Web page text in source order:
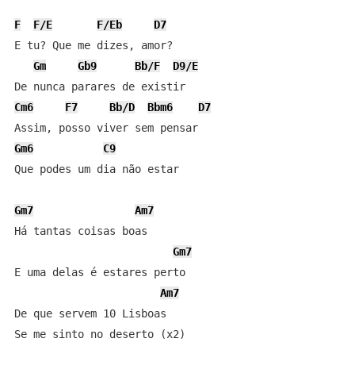
F F/E F/Eb
D7
E tu? Que me dizes, amor?
Gm
Gb9 Bb/F
D9/E
De nunca parares de existir
Cm6
F7 Bb/D Bbm6
D7
Assim, posso viver sem pensar
Gm6
C9
Que podes um dia não estar
Gm7
Am7
Há tantas coisas boas
Gm7
E uma delas é estares perto
Am7
De que servem 10 Lisboas
Se me sinto no deserto (x2)